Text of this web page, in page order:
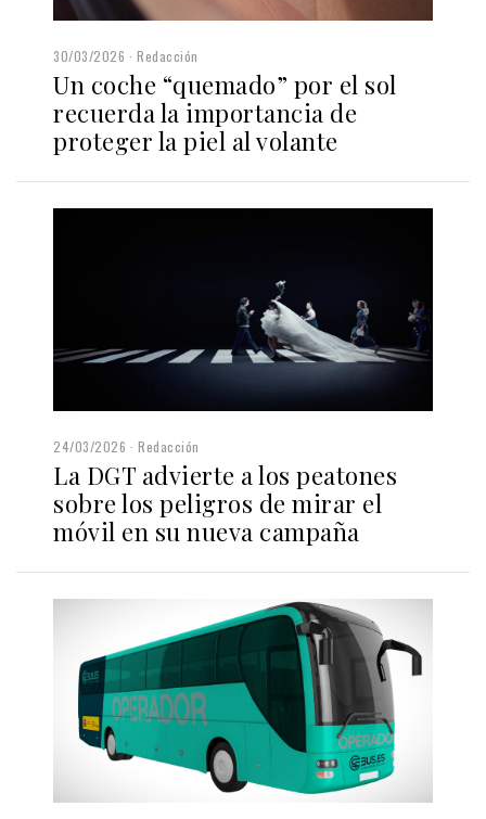
30/03/2026 Redacción
Un coche “quemado” por el sol
recuerda la importancia de
proteger la piel al volante
24/03/2026 Redacción
La DGT advierte a los peatones
sobre los peligros de mirar el
móvil en su nueva campaña